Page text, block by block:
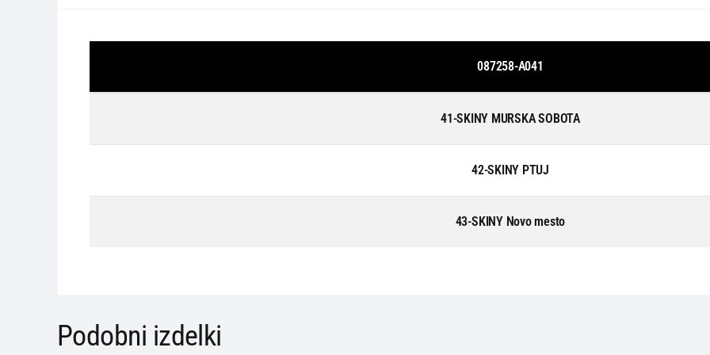
087258-A041
41-SKINY MURSKA SOBOTA
42-SKINY PTUJ
43-SKINY Novo mesto
Podobni izdelki